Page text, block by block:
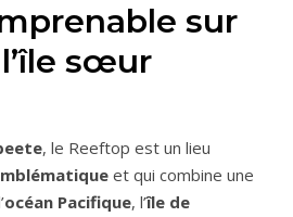
sur
sœur
, le Reeftop est un lieu
et qui combine une
océan Pacifique, l’île de